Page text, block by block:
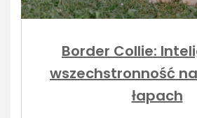
Border Collie:
wszechstronność
łapach